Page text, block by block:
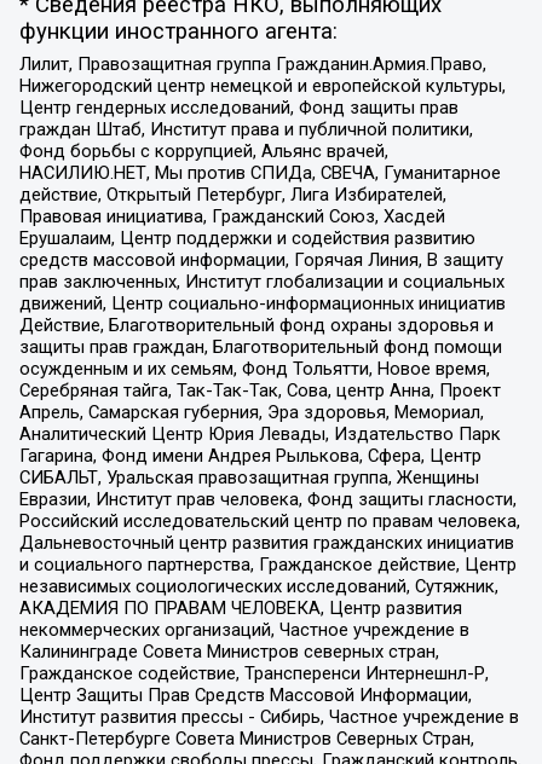
функции иностранного агента:
Лилит, Правозащитная группа Гражданин.Армия.Право,
Нижегородский центр немецкой и европейской культуры,
Центр гендерных исследований, Фонд защиты прав
граждан Штаб, Институт права и публичной политики,
Фонд борьбы с коррупцией, Альянс врачей,
НАСИЛИЮ.НЕТ, Мы против СПИДа, СВЕЧА, Гуманитарное
действие, Открытый Петербург, Лига Избирателей,
Правовая инициатива, Гражданский Союз, Хасдей
Ерушалаим, Центр поддержки и содействия развитию
средств массовой информации, Горячая Линия, В защиту
прав заключенных, Институт глобализации и социальных
движений, Центр социально-информационных инициатив
Действие, Благотворительный фонд охраны здоровья и
защиты прав граждан, Благотворительный фонд помощи
осужденным и их семьям, Фонд Тольятти, Новое время,
Серебряная тайга, Так-Так-Так, Сова, центр Анна, Проект
Апрель, Самарская губерния, Эра здоровья, Мемориал,
Аналитический Центр Юрия Левады, Издательство Парк
Гагарина, Фонд имени Андрея Рылькова, Сфера, Центр
СИБАЛЬТ, Уральская правозащитная группа, Женщины
Евразии, Институт прав человека, Фонд защиты гласности,
Российский исследовательский центр по правам человека,
Дальневосточный центр развития гражданских инициатив
и социального партнерства, Гражданское действие, Центр
независимых социологических исследований, Сутяжник,
АКАДЕМИЯ ПО ПРАВАМ ЧЕЛОВЕКА, Центр развития
некоммерческих организаций, Частное учреждение в
Калининграде Совета Министров северных стран,
Гражданское содействие, Трансперенси Интернешнл-Р,
Центр Защиты Прав Средств Массовой Информации,
Институт развития прессы - Сибирь, Частное учреждение в
Санкт-Петербурге Совета Министров Северных Стран,